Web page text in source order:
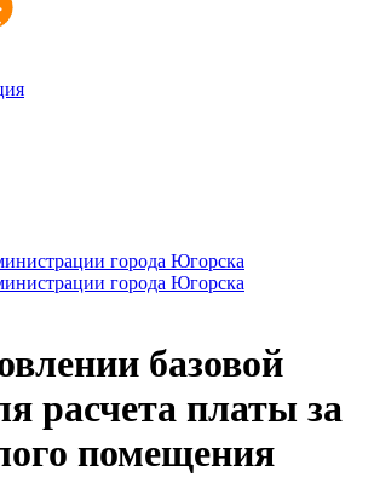
города Югорска
города Югорска
базовой
расчета платы за
помещения